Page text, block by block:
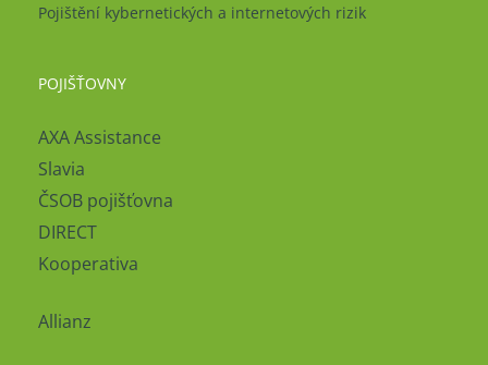
Pojištění kybernetických a internetových rizik
POJIŠŤOVNY
AXA Assistance
Slavia
ČSOB pojišťovna
DIRECT
Kooperativa
Allianz